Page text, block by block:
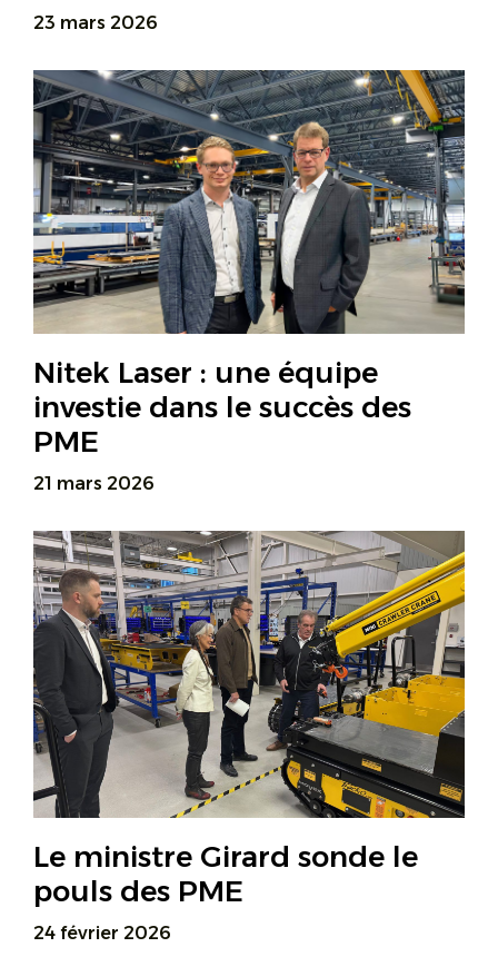
23 mars 2026
Nitek Laser : une équipe
investie dans le succès des
PME
21 mars 2026
Le ministre Girard sonde le
pouls des PME
24 février 2026